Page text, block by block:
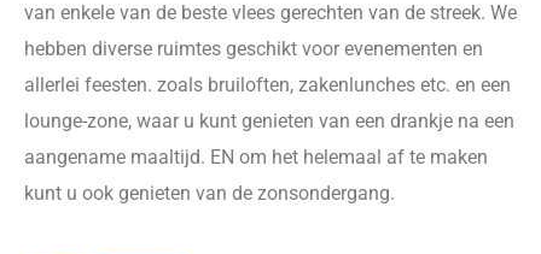
van enkele van de beste vlees gerechten van de streek. We
hebben diverse ruimtes geschikt voor evenementen en
allerlei feesten. zoals bruiloften, zakenlunches etc. en een
lounge-zone, waar u kunt genieten van een drankje na een
aangename maaltijd. EN om het helemaal af te maken
kunt u ook genieten van de zonsondergang.